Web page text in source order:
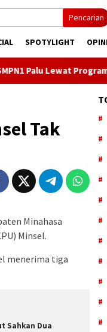
Pencarian
SPOTYLIGHT
TJSL
Tak
Minahasa
Minsel.
menerima tiga
Sahkan Dua